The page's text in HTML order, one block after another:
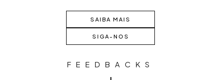
SAIBA MAIS
SIGA-NOS
FEEDBACKS